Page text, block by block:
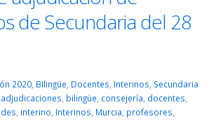
de Secundaria del 28
2020, BIlingüe Docentes Interinos Secundaria
adjudicaciones, bilingüe, consejería, docentes,
, interino, Interinos, Murcia, profesores,